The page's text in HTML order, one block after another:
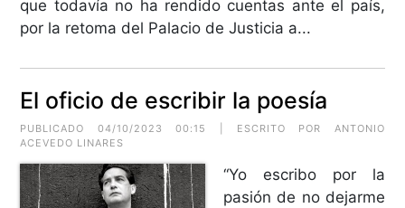
que todavía no ha rendido cuentas ante el país,
por la retoma del Palacio de Justicia a...
El oficio de escribir la poesía
PUBLICADO 04/10/2023 00:15 | ESCRITO POR ANTONIO
ACEVEDO LINARES
“Yo escribo por la
pasión de no dejarme